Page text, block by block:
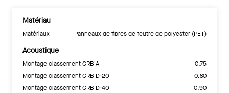
Matériau
Matériaux Panneaux de fibres de feutre de polyester (PET)
Acoustique
Montage classement CRB A
0.75
Montage classement CRB D-20
0.80
Montage classement CRB D-40
0.90